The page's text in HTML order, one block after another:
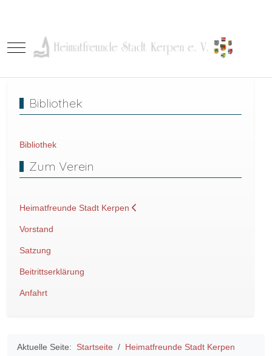
Mobile Menu Toggle
Bibliothek
Bibliothek
Zum Verein
Heimatfreunde Stadt Kerpen
Vorstand
Satzung
Beitrittserklärung
Anfahrt
Aktuelle Seite: Startseite
Heimatfreunde Stadt Kerpen